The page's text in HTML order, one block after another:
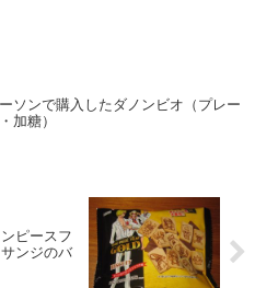
ソンで購入したダノンビオ（プレー
加糖）
ピースフ
ンジのバ